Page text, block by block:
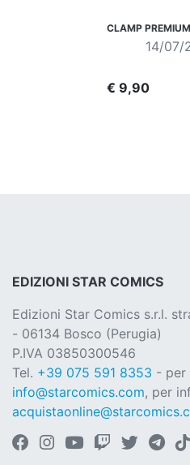
CLAMP
14/07/
€ 9,90
EDIZIONI STAR COMICS
Edizioni Star Comics s.r.l.
- 06134 Bosco (Perugia)
P.IVA 03850300546
Tel. +39 075 591 8353 - per
info@starcomics.com, per